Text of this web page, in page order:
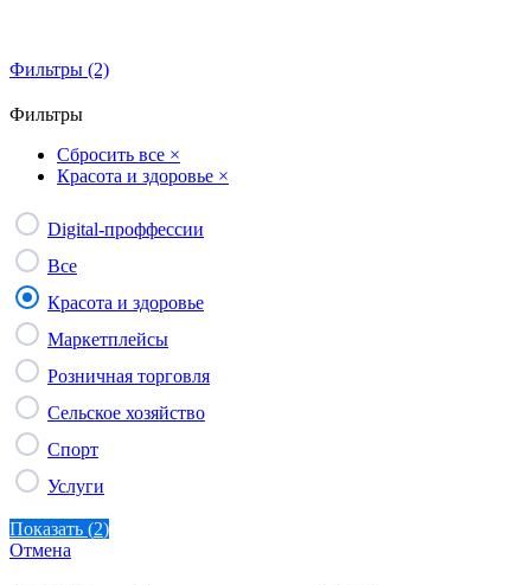
Фильтры (2)
Фильтры
Сбросить все ×
Красота и здоровье ×
Digital-проффессии
Все
Красота и здоровье
Маркетплейсы
Розничная торговля
Сельское хозяйство
Спорт
Услуги
Показать (2)
Отмена